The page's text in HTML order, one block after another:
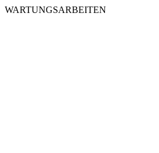
WARTUNGSARBEITEN